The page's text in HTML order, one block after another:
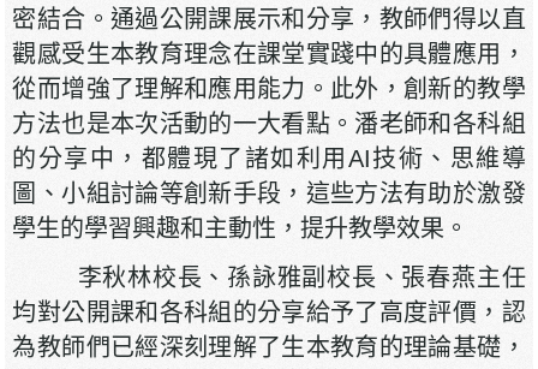
密結合。通過公開課展示和分享，教師們得以直
觀感受生本教育理念在課堂實踐中的具體應用，
從而增強了理解和應用能力。此外，創新的教學
方法也是本次活動的一大看點。潘老師和各科組
的分享中，都體現了諸如利用AI技術、思維導
圖、小組討論等創新手段，這些方法有助於激發
學生的學習興趣和主動性，提升教學效果。
李秋林校長、孫詠雅副校長、張春燕主任
均對公開課和各科組的分享給予了高度評價，認
為教師們已經深刻理解了生本教育的理論基礎，